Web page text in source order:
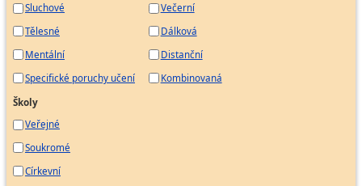
Sluchové
Tělesné
Mentální
Specifické poruchy učení
Večerní
Dálková
Distanční
Kombinovaná
Školy
Veřejné
Soukromé
Církevní